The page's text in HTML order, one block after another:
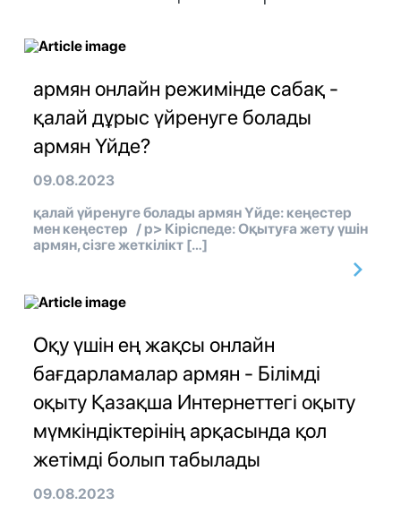
армян онлайн режимінде сабақ -
қалай дұрыс үйренуге болады
армян Үйде?
09.08.2023
қалай үйренуге болады армян Үйде: кеңестер
мен кеңестер / p> Кіріспеде: Оқытуға жету үшін
армян, сізге жеткілікт […]
Оқу үшін ең жақсы онлайн
бағдарламалар армян - Білімді
оқыту Қазақша Интернеттегі оқыту
мүмкіндіктерінің арқасында қол
жетімді болып табылады
09.08.2023